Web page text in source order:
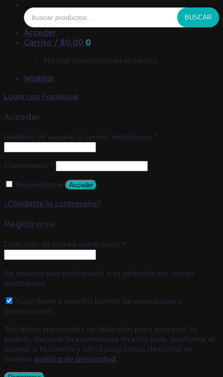
Búsqueda
de
productos
BUSCAR
Acceder
Carrito / $0,00 0
No hay productos en el carrito.
Wishlist
Login con Facebook
Acceder
Nombre de usuario o correo electrónico *
Contraseña *
Recuérdame
Acceder
¿Olvidaste la contraseña?
Registrarse
Dirección de correo electrónico *
Se enviará una contraseña a tu dirección de correo
electrónico.
Suscríbete a nuestro boletín de novedades y
promociones
Tus datos personales se utilizarán para procesar tu
pedido, mejorar tu experiencia en esta web, gestionar el
acceso a tu cuenta y otros propósitos descritos en
nuestra política de privacidad.